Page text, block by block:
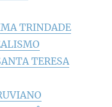
TRINDADE
TERESA